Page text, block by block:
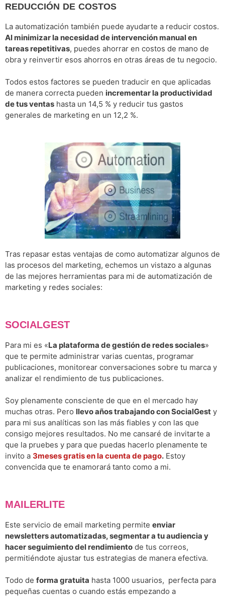
REDUCCIÓN DE COSTOS
La automatización también puede ayudarte a reducir costos.
Al minimizar la necesidad de intervención manual en
tareas repetitivas, puedes ahorrar en costos de mano de
obra y reinvertir esos ahorros en otras áreas de tu negocio.
Todos estos factores se pueden traducir en que aplicadas
de manera correcta pueden incrementar la productividad
de tus ventas hasta un 14,5 % y reducir tus gastos
generales de marketing en un 12,2 %.
Tras repasar estas ventajas de como automatizar algunos de
las procesos del marketing, echemos un vistazo a algunas
de las mejores herramientas para mi de automatización de
marketing y redes sociales:
SOCIALGEST
Para mi es «La plataforma de gestión de redes sociales»
que te permite administrar varias cuentas, programar
publicaciones, monitorear conversaciones sobre tu marca y
analizar el rendimiento de tus publicaciones.
Soy plenamente consciente de que en el mercado hay
muchas otras. Pero llevo años trabajando con SocialGest y
para mi sus analíticas son las más fiables y con las que
consigo mejores resultados. No me cansaré de invitarte a
que la pruebes y para que puedas hacerlo plenamente te
invito a 3meses gratis en la cuenta de pago. Estoy
convencida que te enamorará tanto como a mi.
MAILERLITE
Este servicio de email marketing permite enviar
newsletters automatizadas, segmentar a tu audiencia y
hacer seguimiento del rendimiento de tus correos,
permitiéndote ajustar tus estrategias de manera efectiva.
Todo de forma gratuita hasta 1000 usuarios, perfecta para
pequeñas cuentas o cuando estás empezando a